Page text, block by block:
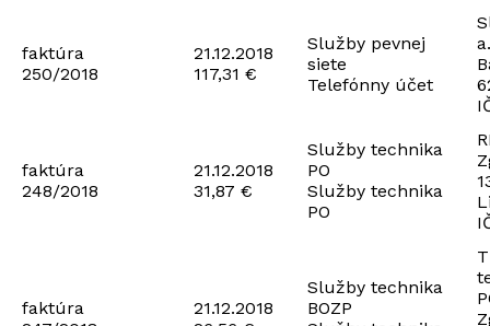
faktúra
250/2018
21.12.2018
117,31 €
Služby pevnej
siete
Telefónny účet
faktúra
248/2018
21.12.2018
31,87 €
Služby technika
PO
Služby technika
PO
faktúra
21.12.2018
Služby technika
BOZP